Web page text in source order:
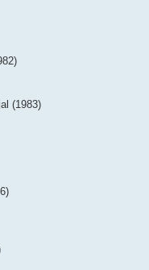
(1983)